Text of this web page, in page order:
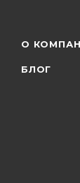
О
БЛОГ